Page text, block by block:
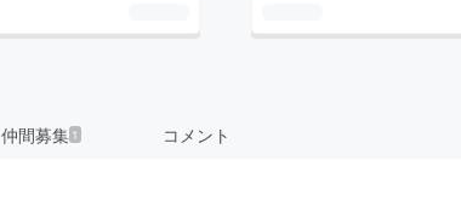
仲間募集 1 コメント